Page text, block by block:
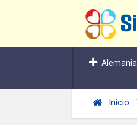
Alemania
Inicio